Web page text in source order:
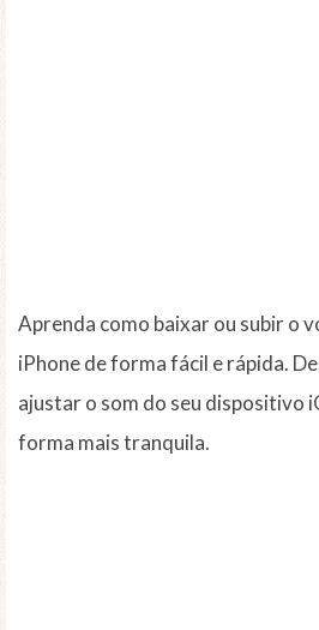
Aprenda como baixar ou subir o
iPhone de forma fácil e rápida.
ajustar o som do seu dispositivo
forma mais tranquila.